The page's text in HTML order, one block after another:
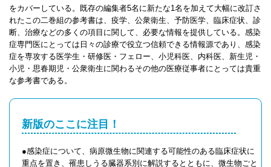
をカバーしている。既存の編集者5名に新たな1名を加えて大幅に改訂さ
れたこの二巻組の参考書は、疫学、公衆衛生、予防医学、臨床症状、診
断、治療などの多くの項目に関して、必要な情報を提供している。感染
症専門医にとっては日々の診療で役立つ信頼できる情報源であり、感染
症を専攻する医学生・研修医・フェロー、小児科医、内科医、新生児・
小児・思春期児・公衆衛生に関わるその他の医療従事者にとっては貴重
な参考書である。
新版のここに注目！
●感染症について、病原微生物に関連する可能性のある臨床症状に
重点を置き、罹患しうる臓器系別に解説するとともに、微生物ごと